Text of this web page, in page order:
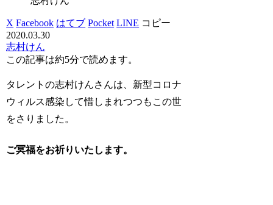
X Facebook はてブ Pocket LINE コピー
2020.03.30
志村けん
この記事は約5分で読めます。
タレントの志村けんさんは、新型コロナ
ウィルス感染して惜しまれつつもこの世
をさりました。
ご冥福をお祈りいたします。